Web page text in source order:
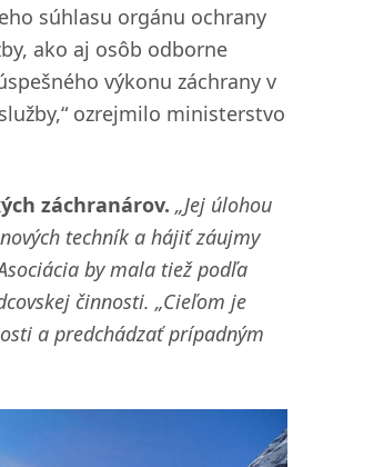
súhlasu orgánu ochrany
ako aj osôb odborne
výkonu záchrany v
ozrejmilo ministerstvo
záchranárov. „Jej úlohou
techník a hájiť záujmy
by mala tiež podľa
činnosti. „Cieľom je
a predchádzať prípadným